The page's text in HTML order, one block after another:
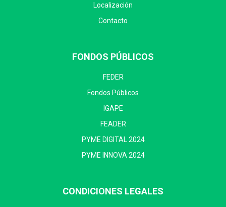
Localización
Contacto
FONDOS PÚBLICOS
FEDER
Fondos Públicos
IGAPE
FEADER
PYME DIGITAL 2024
PYME INNOVA 2024
CONDICIONES LEGALES